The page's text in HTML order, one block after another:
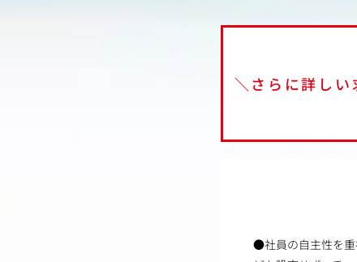
＼さらに詳し
●社員の自主性を重